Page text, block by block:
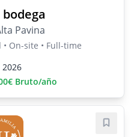
Pavina
On-site • Full-time
2026
Bruto/año
Save